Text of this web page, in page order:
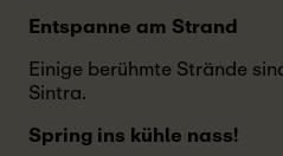
Entspanne am Strand
Einige berühmte Strände
Sintra.
Spring ins kühle nass!